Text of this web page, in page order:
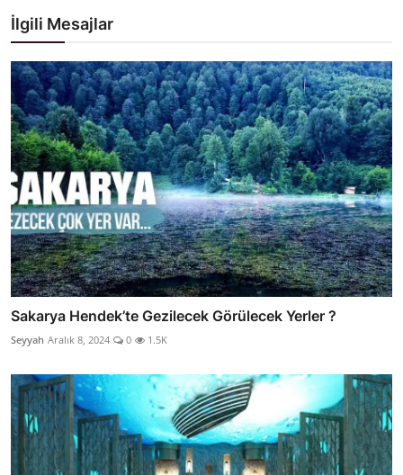
İlgili Mesajlar
Sakarya Hendek’te Gezilecek Görülecek Yerler ?
Seyyah Aralık 8, 2024 0 1.5K